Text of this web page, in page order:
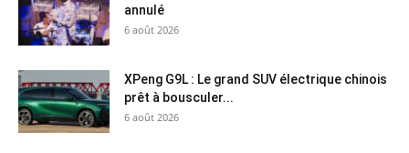
annulé
6 août 2026
XPeng G9L : Le grand SUV électrique chinois
prêt à bousculer...
6 août 2026